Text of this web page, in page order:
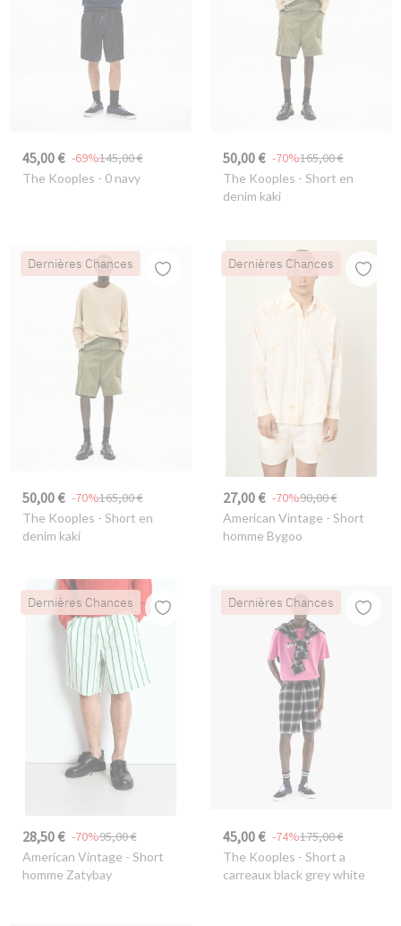
45,00 € 145,00 €
-69%
The Kooples - 0 navy
50,00 € 165,00 €
-70%
The Kooples - Short en
denim kaki
Dernières Chances
50,00 € 165,00 €
-70%
The Kooples - Short en
denim kaki
Dernières Chances
27,00 € 90,00 €
-70%
American Vintage - Short
homme Bygoo
Dernières Chances
28,50 € 95,00 €
-70%
American Vintage - Short
homme Zatybay
Dernières Chances
45,00 € 175,00 €
-74%
The Kooples - Short a
carreaux black grey white